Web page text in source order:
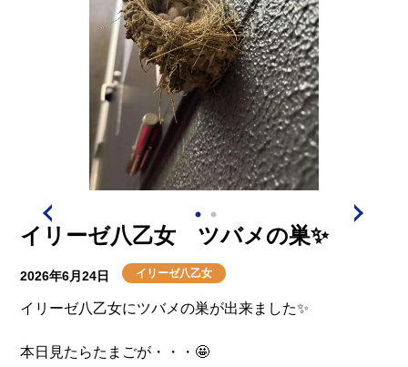
イリーゼ八乙女 ツバメの巣✨
2026年6月24日 イリーゼ八乙女
イリーゼ八乙女にツバメの巣が出来ました✨
本日見たらたまごが・・・🤩